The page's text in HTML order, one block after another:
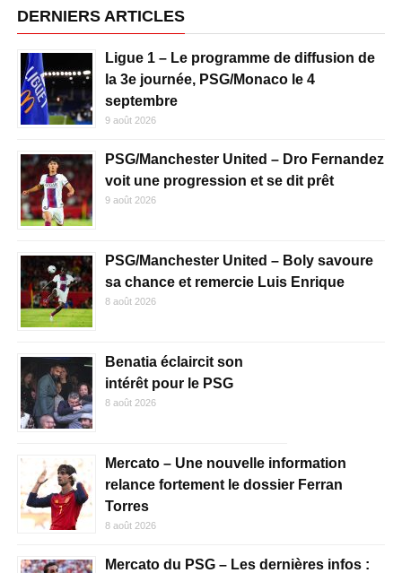
DERNIERS ARTICLES
Ligue 1 – Le programme de diffusion de
la 3e journée, PSG/Monaco le 4
septembre
9 août 2026
PSG/Manchester United – Dro Fernandez
voit une progression et se dit prêt
9 août 2026
PSG/Manchester United – Boly savoure
sa chance et remercie Luis Enrique
8 août 2026
Benatia éclaircit son
intérêt pour le PSG
8 août 2026
Mercato – Une nouvelle information
relance fortement le dossier Ferran
Torres
8 août 2026
Mercato du PSG – Les dernières infos :